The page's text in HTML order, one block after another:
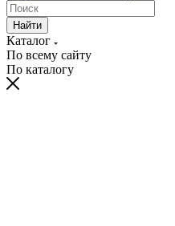
Найти
Каталог
По всему сайту
По каталогу